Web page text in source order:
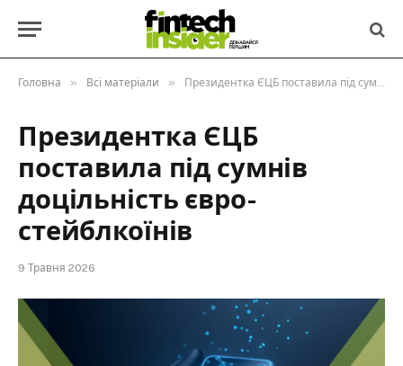
Головна » Всі матеріали » Президентка ЄЦБ поставила під сумнів доцільність євро-стейблкоїнів
Президентка ЄЦБ
поставила під сумнів
доцільність євро-
стейблкоїнів
9 Травня 2026